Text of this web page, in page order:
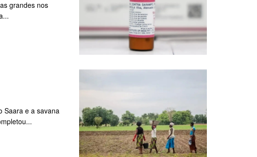
grandes nos
Saara e a savana